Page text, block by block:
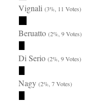
Vignali(3%, 11 Votes)
Beruatto(2%, 9 Votes)
Di Serio(2%, 9 Votes)
Nagy(2%, 7 Votes)